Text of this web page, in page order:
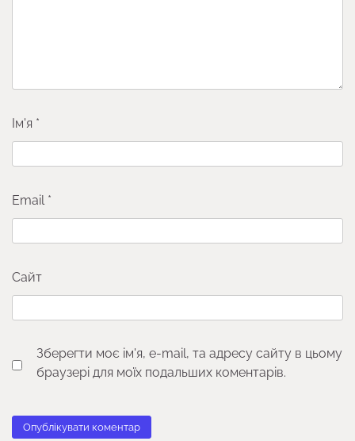
Ім'я *
Email *
Сайт
Зберегти моє ім'я, e-mail, та адресу сайту в цьому
браузері для моїх подальших коментарів.